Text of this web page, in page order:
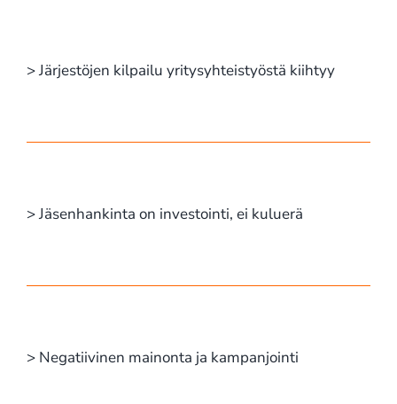
> Järjestöjen kilpailu yritysyhteistyöstä kiihtyy
> Jäsenhankinta on investointi, ei kuluerä
> Negatiivinen mainonta ja kampanjointi